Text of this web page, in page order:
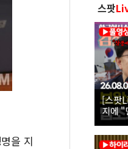
을 지
스팟
[스팟
지에 "